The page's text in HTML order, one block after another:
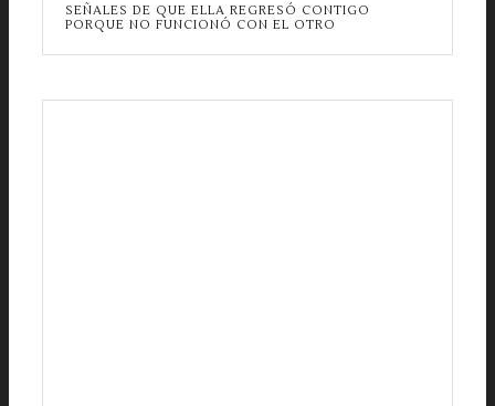
SEÑALES DE QUE ELLA REGRESÓ CONTIGO
PORQUE NO FUNCIONÓ CON EL OTRO